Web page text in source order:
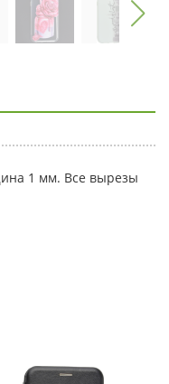
1 мм. Все вырезы